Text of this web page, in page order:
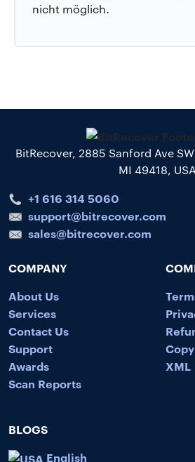
nicht möglich.
BitRecover, 2885 Sanford Ave
MI 49418, USA
+1 616 314 5060
support@bitrecover.com
sales@bitrecover.com
COMPANY
About Us
Services
Contact Us
Support
Awards
Scan Reports
XML
BLOGS
English